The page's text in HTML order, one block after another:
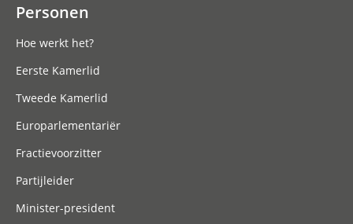
Personen
Hoe werkt het?
Eerste Kamerlid
Tweede Kamerlid
Europarlementariër
Fractievoorzitter
Partijleider
Minister-president